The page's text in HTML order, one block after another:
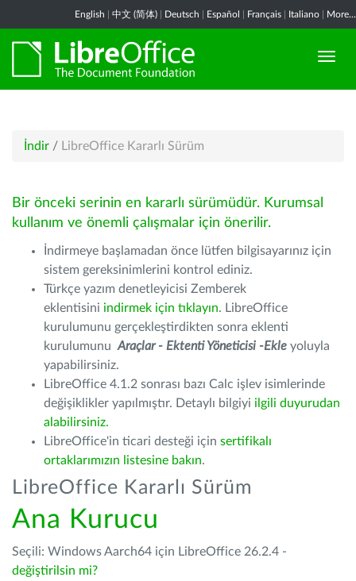
English 中文 (简体) Deutsch Español Français Italiano More...
İndir / LibreOffice Kararlı Sürüm
Bir önceki serinin en kararlı sürümüdür. Kurumsal
kullanım ve önemli çalışmalar için önerilir.
İndirmeye başlamadan önce lütfen bilgisayarınız için
sistem gereksinimlerini kontrol ediniz.
Türkçe yazım denetleyicisi Zemberek
eklentisini indirmek için tıklayın. LibreOffice
kurulumunu gerçekleştirdikten sonra eklenti
kurulumunu Araçlar - Ektenti Yöneticisi -Ekle yoluyla
yapabilirsiniz.
LibreOffice 4.1.2 sonrası bazı Calc işlev isimlerinde
değişiklikler yapılmıştır. Detaylı bilgiyi ilgili duyurudan
alabilirsiniz.
LibreOffice'in ticari desteği için sertifikalı
ortaklarımızın listesine bakın.
LibreOffice Kararlı Sürüm
Ana Kurucu
Seçili: Windows Aarch64 için LibreOffice 26.2.4 -
değiştirilsin mi?